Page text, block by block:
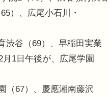
）、広尾小石川・
渋谷（69）、早稲田実業
1日午後が、広尾学園
（67）、慶應湘南藤沢